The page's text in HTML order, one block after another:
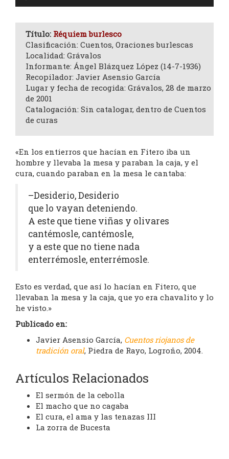
Título: Réquiem burlesco
Clasificación: Cuentos, Oraciones burlescas
Localidad: Grávalos
Informante: Ángel Blázquez López (14-7-1936)
Recopilador: Javier Asensio García
Lugar y fecha de recogida: Grávalos, 28 de marzo
de 2001
Catalogación: Sin catalogar, dentro de Cuentos
de curas
«En los entierros que hacían en Fitero iba un
hombre y llevaba la mesa y paraban la caja, y el
cura, cuando paraban en la mesa le cantaba:
–Desiderio, Desiderio
que lo vayan deteniendo.
A este que tiene viñas y olivares
cantémosle, cantémosle,
y a este que no tiene nada
enterrémosle, enterrémosle.
Esto es verdad, que así lo hacían en Fitero, que
llevaban la mesa y la caja, que yo era chavalito y lo
he visto.»
Publicado en:
Javier Asensio García, Cuentos riojanos de
tradición oral, Piedra de Rayo, Logroño, 2004.
Artículos Relacionados
El sermón de la cebolla
El macho que no cagaba
El cura, el ama y las tenazas III
La zorra de Bucesta